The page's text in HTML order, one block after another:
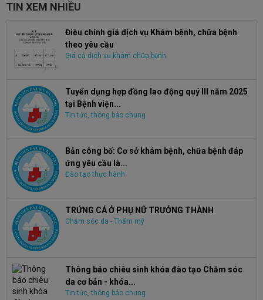
TIN XEM NHIỀU
Điều chỉnh giá dịch vụ Khám bệnh, chữa bệnh
theo yêu cầu
Giá cả dịch vụ khám chữa bệnh
Tuyển dụng hợp đồng lao động quý III năm 2025
tại Bệnh viện...
Tin tức, thông báo chung
Bản công bố: Cơ sở khám bệnh, chữa bệnh đáp
ứng yêu cầu là...
Đào tạo thực hành
TRỨNG CÁ Ở PHỤ NỮ TRƯỞNG THÀNH
Chăm sóc da - Thẩm mỹ
Thông báo chiêu sinh khóa đào tạo Chăm sóc
da cơ bản - khóa...
Tin tức, thông báo chung